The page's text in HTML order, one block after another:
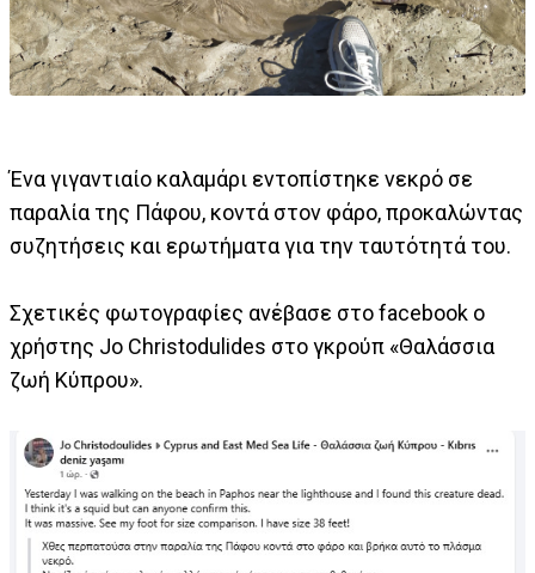
Ένα γιγαντιαίο καλαμάρι εντοπίστηκε νεκρό σε
παραλία της Πάφου, κοντά στον φάρο, προκαλώντας
συζητήσεις και ερωτήματα για την ταυτότητά του.
Σχετικές φωτογραφίες ανέβασε στο facebook o
χρήστης Jo Christodulides στο γκρούπ «Θαλάσσια
ζωή Κύπρου».